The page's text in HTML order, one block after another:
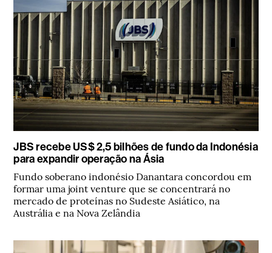
JBS recebe US$ 2,5 bilhões de fundo da Indonésia
para expandir operação na Ásia
Fundo soberano indonésio Danantara concordou em
formar uma joint venture que se concentrará no
mercado de proteínas no Sudeste Asiático, na
Austrália e na Nova Zelândia